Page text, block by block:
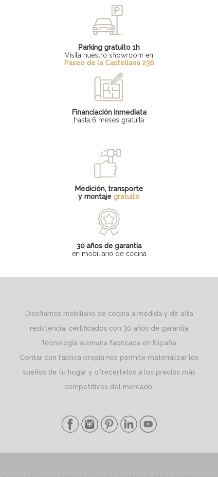
Parking gratuito 1h
Visita nuestro showroom en
Paseo de la Castellana 236
Financiación inmediata
hasta 6 meses gratuita
Medición, transporte
y montaje gratuito
30 años de garantía
en mobiliario de cocina
Diseñamos mobiliario de cocina a medida y de alta
resistencia, certificados con 30 años de garantía
Tecnología alemana fabricada en España.
Contar con fabrica propia nos permite materializar los
sueños de tu hogar y ofrecértelos a los precios más
competitivos del mercado.